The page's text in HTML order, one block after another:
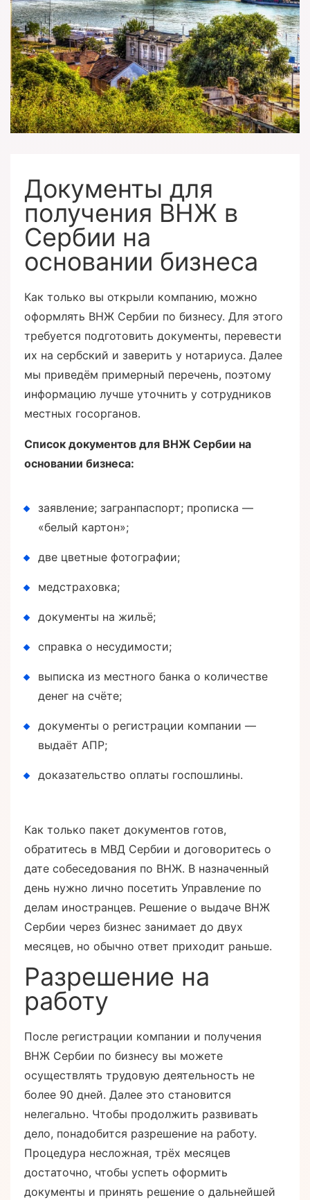
Документы для
получения ВНЖ в
Сербии на
основании бизнеса
Как только вы открыли компанию, можно
оформлять ВНЖ Сербии по бизнесу. Для этого
требуется подготовить документы, перевести
их на сербский и заверить у нотариуса. Далее
мы приведём примерный перечень, поэтому
информацию лучше уточнить у сотрудников
местных госорганов.
Список документов для ВНЖ Сербии на
основании бизнеса:
заявление; загранпаспорт; прописка —
«белый картон»;
две цветные фотографии;
медстраховка;
документы на жильё;
справка о несудимости;
выписка из местного банка о количестве
денег на счёте;
документы о регистрации компании —
выдаёт АПР;
доказательство оплаты госпошлины.
Как только пакет документов готов,
обратитесь в МВД Сербии и договоритесь о
дате собеседования по ВНЖ. В назначенный
день нужно лично посетить Управление по
делам иностранцев. Решение о выдаче ВНЖ
Сербии через бизнес занимает до двух
месяцев, но обычно ответ приходит раньше.
Разрешение на
работу
После регистрации компании и получения
ВНЖ Сербии по бизнесу вы можете
осуществлять трудовую деятельность не
более 90 дней. Далее это становится
нелегально. Чтобы продолжить развивать
дело, понадобится разрешение на работу.
Процедура несложная, трёх месяцев
достаточно, чтобы успеть оформить
документы и принять решение о дальнейшей